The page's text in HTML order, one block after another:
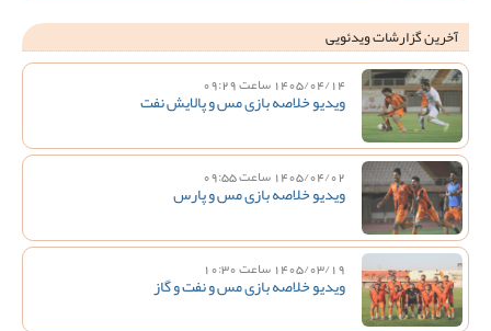
آخرین گزارشات ویدئویی
1405/04/14 ساعت 09:29
ویدیو خلاصه بازی مس و پالایش نفت
1405/04/02 ساعت 09:55
ویدیو خلاصه بازی مس و پارس
1405/03/19 ساعت 10:30
ویدیو خلاصه بازی مس و نفت و گاز